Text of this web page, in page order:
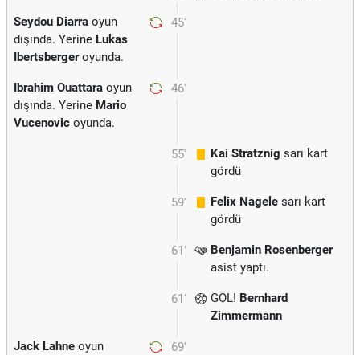
45'
Seydou Diarra oyun
dışında. Yerine Lukas
Ibertsbergeroyunda.
46'
Ibrahim Ouattara oyun
dışında. Yerine Mario
Vucenovic oyunda.
55' Kai Stratznig sarı kart
gördü
59' Felix Nagele sarı kart
gördü
61'
Benjamin Rosenberger
asist yaptı.
61' GOL! Bernhard
Zimmermann
69'
Jack Lahne oyun